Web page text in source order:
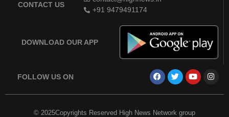
CONTACT US
+91 9479491174
DOWNLOAD OUR APP
FOLLOW US ON
© 2025Copyrights Reserved High News Network group